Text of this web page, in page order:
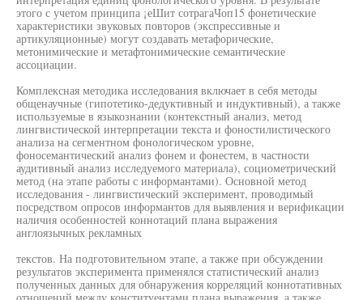
этого с учетом принципа ¡еШит сотрагаЧоп15 фонетические
характеристики звуковых повторов (экспрессивные и
артикуляционные) могут создавать метафорические,
метонимические и метафтонимические семантические
ассоциации.
Комплексная методика исследования включает в себя методы
общенаучные (гипотетико-дедуктивный и индуктивный), а также
используемые в языкознании (контекстный анализ, метод
лингвистической интерпретации текста и фоностилистического
анализа на сегментном фонологическом уровне,
фоносемантический анализ фонем и фонестем, в частности
аудитивный анализ исследуемого материала), социометрический
метод (на этапе работы с информантами). Основной метод
исследования - лингвистический эксперимент, проводимый
посредством опросов информантов для выявления и верификации
наличия особенностей коннотаций плана выражения
англоязычных рекламных
текстов. На подготовительном этапе, а также при обсуждении
результатов эксперимента применялся статистический анализ
полученных данных для обнаружения корреляций коннотативных